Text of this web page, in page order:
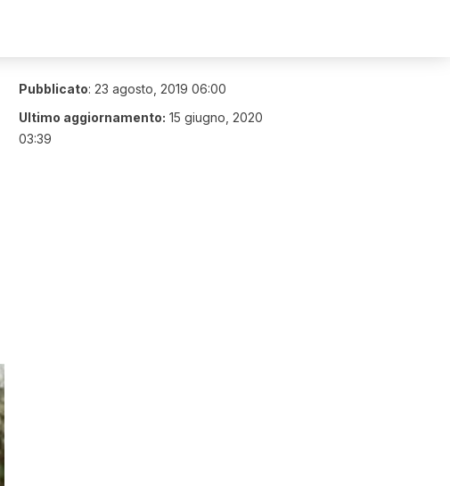
Pubblicato: 23 agosto, 2019 06:00
Ultimo aggiornamento: 15 giugno, 2020
03:39